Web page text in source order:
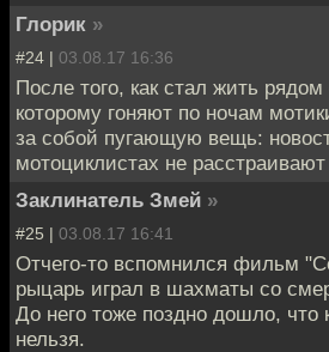
Глорик »
#24 | 03.08.17 16:36
После того, как стал жить
которому гоняют по ночам
за собой пугающую вещь:
мотоциклистах не
Заклинатель Змей »
#25 | 03.08.17 16:41
Отчего-то вспомнился фильм
рыцарь играл в шахматы со
До него тоже поздно дошло, что
нельзя.